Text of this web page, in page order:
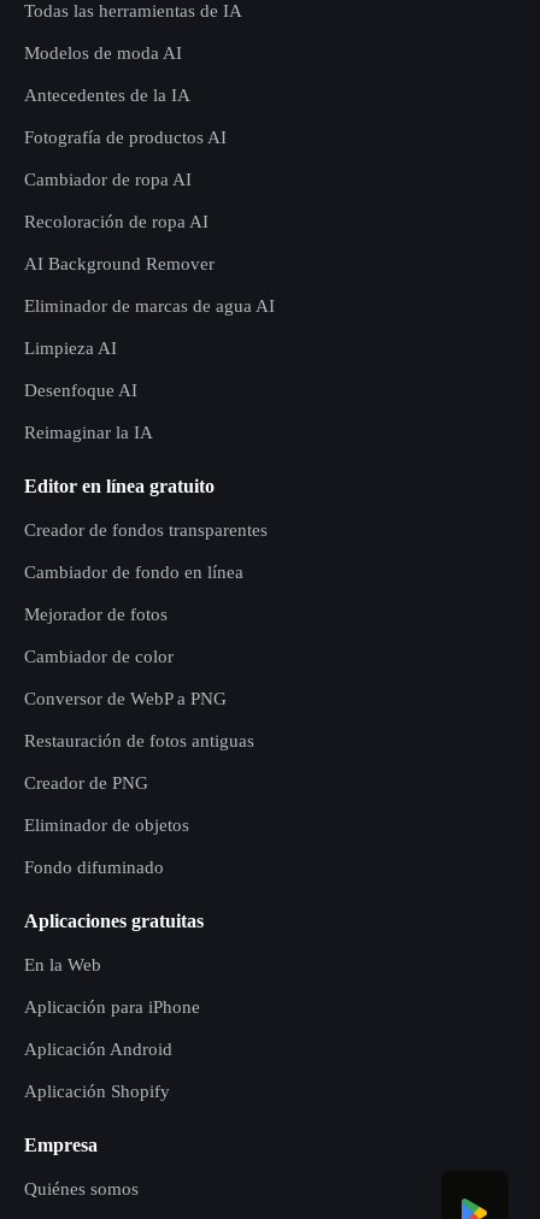
Todas las herramientas de IA
Modelos de moda AI
Antecedentes de la IA
Fotografía de productos AI
Cambiador de ropa AI
Recoloración de ropa AI
AI Background Remover
Eliminador de marcas de agua AI
Limpieza AI
Desenfoque AI
Reimaginar la IA
Editor en línea gratuito
Creador de fondos transparentes
Cambiador de fondo en línea
Mejorador de fotos
Cambiador de color
Conversor de WebP a PNG
Restauración de fotos antiguas
Creador de PNG
Eliminador de objetos
Fondo difuminado
Aplicaciones gratuitas
En la Web
Aplicación para iPhone
Aplicación Android
Aplicación Shopify
Empresa
Quiénes somos